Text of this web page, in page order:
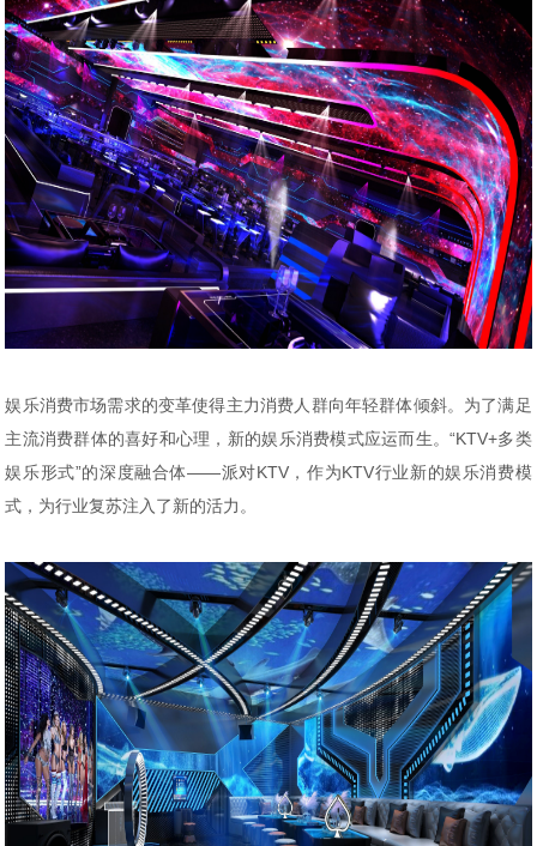
娱乐消费市场需求的变革使得主力消费人群向年轻群体倾斜。为了满足
主流消费群体的喜好和心理，新的娱乐消费模式应运而生。“KTV+多类
娱乐形式”的深度融合体——派对KTV，作为KTV行业新的娱乐消费模
式，为行业复苏注入了新的活力。